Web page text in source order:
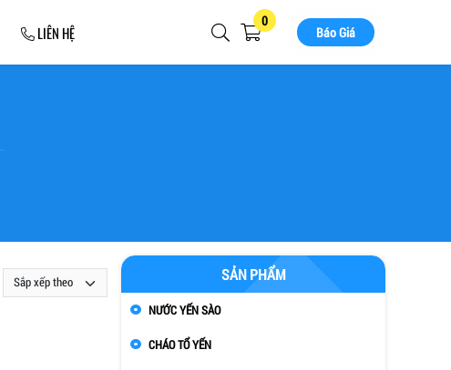
LIÊN HỆ
0
Báo Giá
SẢN PHẨM
NƯỚC YẾN SÀO
CHÁO TỔ YẾN